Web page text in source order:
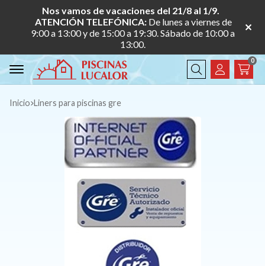
Nos vamos de vacaciones del 21/8 al 1/9.
ATENCIÓN TELEFÓNICA: De lunes a viernes de
9:00 a 13:00 y de 15:00 a 19:30. Sábado de 10:00 a
13:00.
Buscar
0
Inicio liners para piscinas gre